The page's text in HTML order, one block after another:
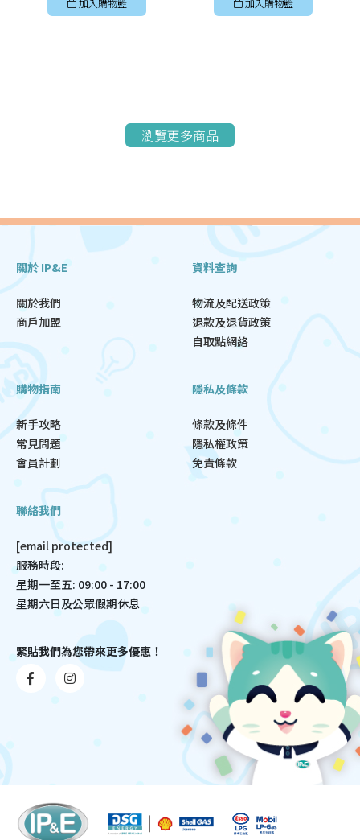
瀏覽更多商品
關於 IP&E
關於我們
商戶加盟
資料查詢
物流及配送政策
退款及退貨政策
自取點網絡
購物指南
新手攻略
常見問題
會員計劃
隱私及條款
條款及條件
隱私權政策
免責條款
聯絡我們
[email protected]
服務時段:
星期一至五: 09:00 - 17:00
星期六日及公眾假期休息
緊貼我們為您帶來更多優惠！